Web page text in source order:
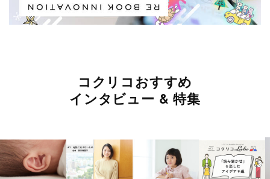
コクリコおすすめ
インタビュー & 特集